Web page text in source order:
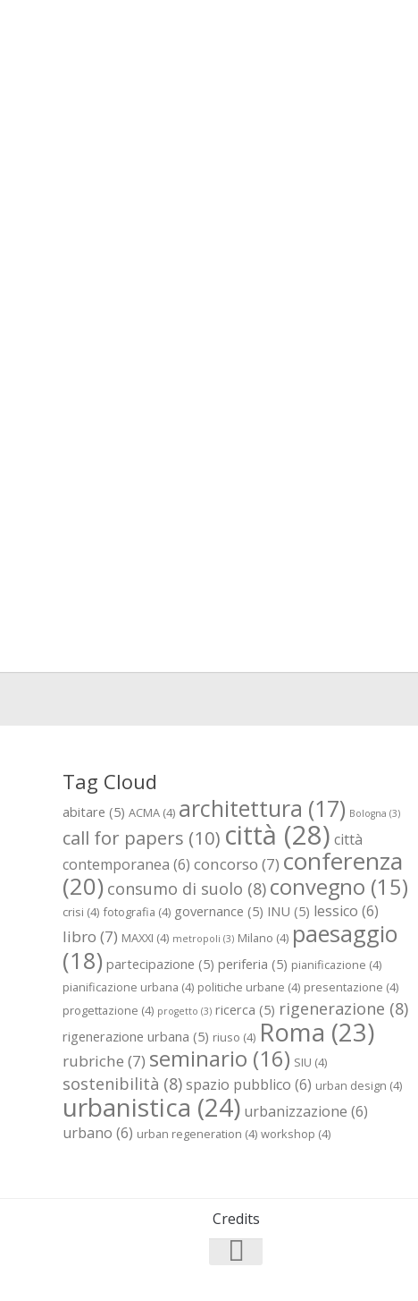
Tag Cloud
abitare (5) ACMA(4) architettura (17) Bologna (3)
call for papers (10) città (28) città
contemporanea (6) concorso (7) conferenza
(20) consumo di suolo (8) convegno (15)
crisi (4) fotografia (4) governance (5) INU (5) lessico (6)
libro (7) MAXXI (4) metropoli (3) Milano (4) paesaggio
(18) partecipazione (5) periferia (5) pianificazione (4)
pianificazione urbana (4) politiche urbane (4) presentazione (4)
progettazione (4) progetto (3) ricerca (5) rigenerazione (8)
rigenerazione urbana (5) riuso (4) Roma (23)
rubriche (7) seminario (16) SIU (4)
sostenibilità (8)spazio pubblico (6) urban design (4)
urbanistica (24) urbanizzazione (6)
urbano (6) urban regeneration (4) workshop (4)
Credits